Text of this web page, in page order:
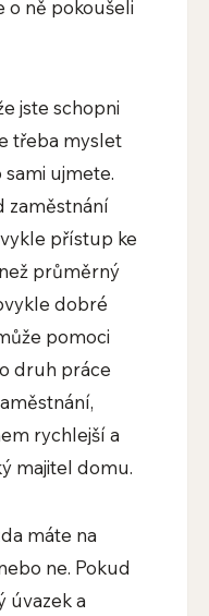
o ně pokoušeli
jste schopni
třeba myslet
sami ujmete.
zaměstnání
přístup ke
průměrný
dobré
pomoci
druh práce
rychlejší a
majitel domu.
máte na
ne. Pokud
úvazek a